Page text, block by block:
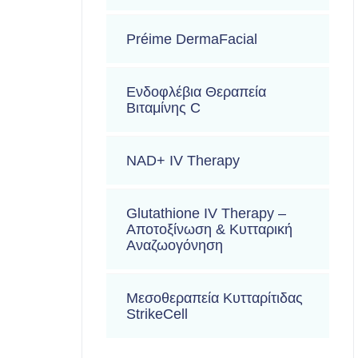
Préime DermaFacial
Ενδοφλέβια Θεραπεία
Βιταμίνης C
NAD+ IV Therapy
Glutathione IV Therapy –
Αποτοξίνωση & Κυτταρική
Αναζωογόνηση
Μεσοθεραπεία Κυτταρίτιδας
StrikeCell